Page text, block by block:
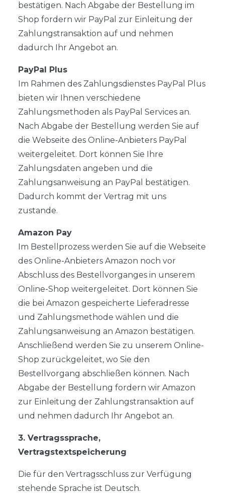
bestätigen. Nach Abgabe der Bestellung im
Shop fordern wir PayPal zur Einleitung der
Zahlungstransaktion auf und nehmen
dadurch Ihr Angebot an.
PayPal Plus
Im Rahmen des Zahlungsdienstes PayPal Plus
bieten wir Ihnen verschiedene
Zahlungsmethoden als PayPal Services an.
Nach Abgabe der Bestellung werden Sie auf
die Webseite des Online-Anbieters PayPal
weitergeleitet. Dort können Sie Ihre
Zahlungsdaten angeben und die
Zahlungsanweisung an PayPal bestätigen.
Dadurch kommt der Vertrag mit uns
zustande.
Amazon Pay
Im Bestellprozess werden Sie auf die Webseite
des Online-Anbieters Amazon noch vor
Abschluss des Bestellvorganges in unserem
Online-Shop weitergeleitet. Dort können Sie
die bei Amazon gespeicherte Lieferadresse
und Zahlungsmethode wählen und die
Zahlungsanweisung an Amazon bestätigen.
Anschließend werden Sie zu unserem Online-
Shop zurückgeleitet, wo Sie den
Bestellvorgang abschließen können. Nach
Abgabe der Bestellung fordern wir Amazon
zur Einleitung der Zahlungstransaktion auf
und nehmen dadurch Ihr Angebot an.
3. Vertragssprache,
Vertragstextspeicherung
Die für den Vertragsschluss zur Verfügung
stehende Sprache ist Deutsch.